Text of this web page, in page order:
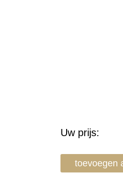
Uw prijs:
toevoegen